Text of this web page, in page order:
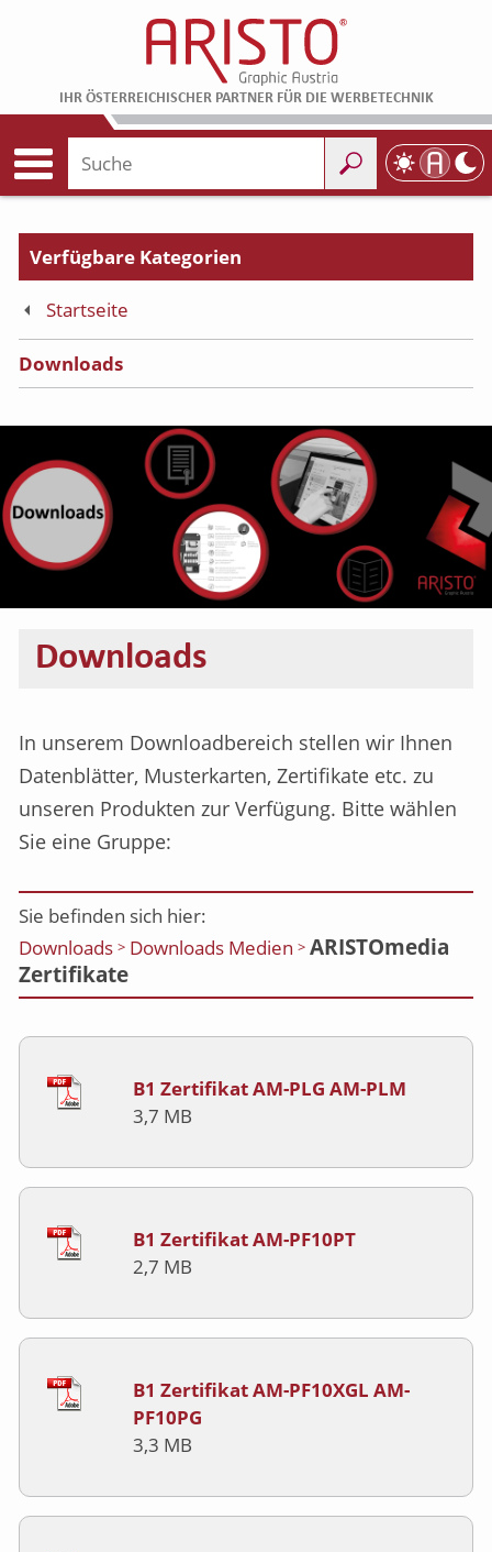
IHR ÖSTERREICHISCHER PARTNER FÜR DIE WERBETECHNIK
Startseite
Downloads
Downloads
In unserem Downloadbereich stellen wir Ihnen
Datenblätter, Musterkarten, Zertifikate etc. zu
unseren Produkten zur Verfügung. Bitte wählen
Sie eine Gruppe:
Sie befinden sich hier:
Downloads > Downloads Medien > ARISTOmedia
Zertifikate
B1 Zertifikat AM-PLG AM-PLM
3,7 MB
B1 Zertifikat AM-PF10PT
2,7 MB
B1 Zertifikat AM-PF10XGL AM-
PF10PG
3,3 MB